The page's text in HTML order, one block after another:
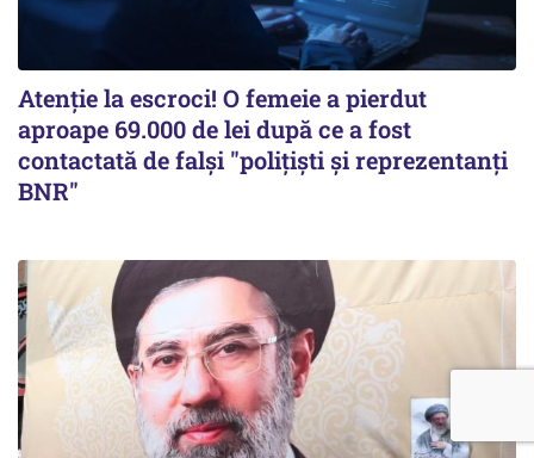
Atenție la escroci! O femeie a pierdut
aproape 69.000 de lei după ce a fost
contactată de falși "polițiști și reprezentanți
BNR"